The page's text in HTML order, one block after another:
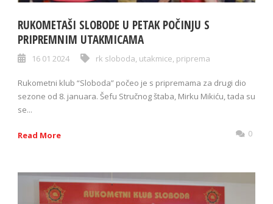
RUKOMETAŠI SLOBODE U PETAK POČINJU S
PRIPREMNIM UTAKMICAMA
16 01 2024 rk sloboda utakmice priprema
Rukometni klub “Sloboda” počeo je s pripremama za drugi dio
sezone od 8. januara. Šefu Stručnog štaba, Mirku Mikiću, tada su
se...
Read More 0